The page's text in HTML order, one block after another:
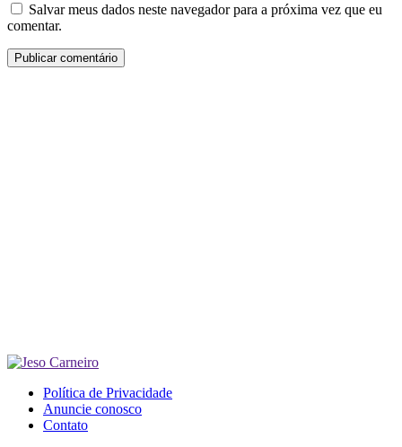
Salvar meus dados neste navegador para a próxima vez que eu
comentar.
Política de Privacidade
Anuncie conosco
Contato